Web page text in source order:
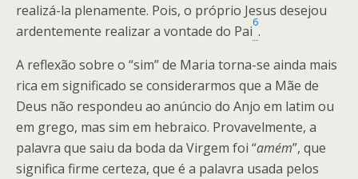
realizá-la plenamente. Pois, o próprio Jesus desejou
ardentemente realizar a vontade do Pai6.
A reflexão sobre o “sim” de Maria torna-se ainda mais
rica em significado se considerarmos que a Mãe de
Deus não respondeu ao anúncio do Anjo em latim ou
em grego, mas sim em hebraico. Provavelmente, a
palavra que saiu da boda da Virgem foi “amém”, que
significa firme certeza, que é a palavra usada pelos